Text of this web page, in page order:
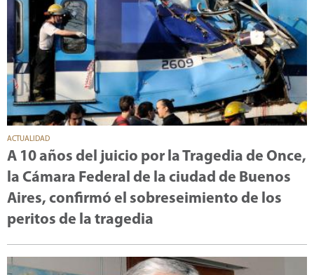
ACTUALIDAD
A 10 años del juicio por la Tragedia de Once,
la Cámara Federal de la ciudad de Buenos
Aires, confirmó el sobreseimiento de los
peritos de la tragedia